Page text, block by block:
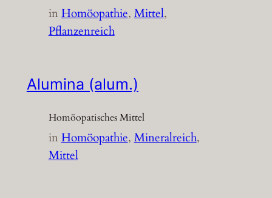
inHomöopathie, Mittel
Pflanzenreich
Alumina (alum.)
Homöopatisches Mittel
inHomöopathie, Mineralreich
Mittel